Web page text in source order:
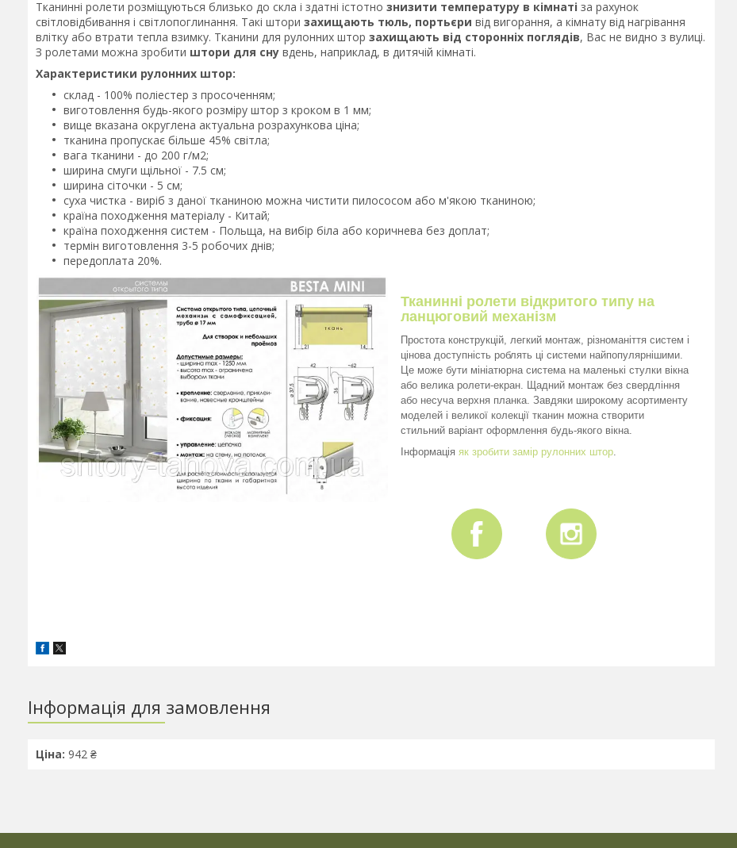
Тканинні ролети розміщуються близько до скла і здатні істотно знизити температуру в кімнаті за рахунок
світловідбивання і світлопоглинання. Такі штори захищають тюль, портьєри від вигорання, а кімнату від нагрівання
влітку або втрати тепла взимку. Тканини для рулонних штор захищають від сторонніх поглядів, Вас не видно з вулиці.
З ролетами можна зробити штори для сну вдень, наприклад, в дитячій кімнаті.
Характеристики рулонних штор:
склад - 100% поліестер з просоченням;
виготовлення будь-якого розміру штор з кроком в 1 мм;
вище вказана округлена актуальна розрахункова ціна;
тканина пропускає більше 45% світла;
вага тканини - до 200 г/м2;
ширина смуги щільної - 7.5 см;
ширина сіточки - 5 см;
суха чистка - виріб з даної тканиною можна чистити пилососом або м'якою тканиною;
країна походження матеріалу - Китай;
країна походження систем - Польща, на вибір біла або коричнева без доплат;
термін виготовлення 3-5 робочих днів;
передоплата 20%.
Тканинні ролети відкритого типу на
ланцюговий механізм
Простота конструкцій, легкий монтаж, різноманіття систем і
цінова доступність роблять ці системи найпопулярнішими.
Це може бути мініатюрна система на маленькі стулки вікна
або велика ролети-екран. Щадний монтаж без свердління
або несуча верхня планка. Завдяки широкому асортименту
моделей і великої колекції тканин можна створити
стильний варіант оформлення будь-якого вікна.
Інформація як зробити замір рулонних штор.
Інформація для замовлення
Ціна: 942 ₴